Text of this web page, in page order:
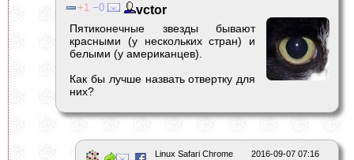
1 0 vctor
Пятиконечные звезды бывают
красными (у нескольких стран) и
белыми (у американцев).
Как бы лучше назвать отвертку для
них?
2016-09-07 07:16
Linux Safari Chrome